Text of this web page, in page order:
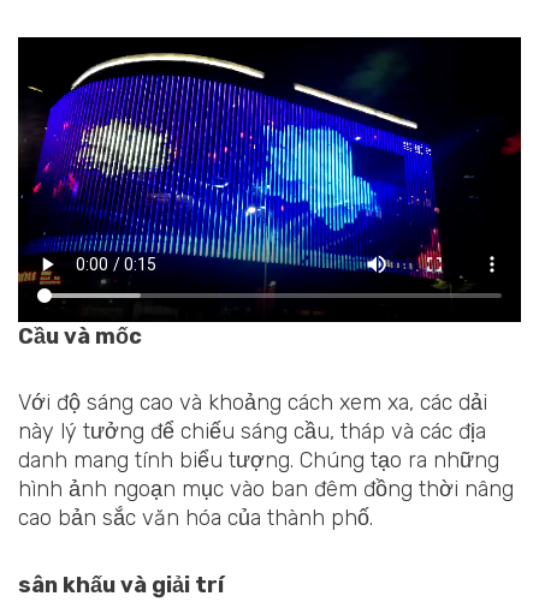
Cầu và mốc
Với độ sáng cao và khoảng cách xem xa, các dải
này lý tưởng để chiếu sáng cầu, tháp và các địa
danh mang tính biểu tượng. Chúng tạo ra những
hình ảnh ngoạn mục vào ban đêm đồng thời nâng
cao bản sắc văn hóa của thành phố.
sân khấu và giải trí